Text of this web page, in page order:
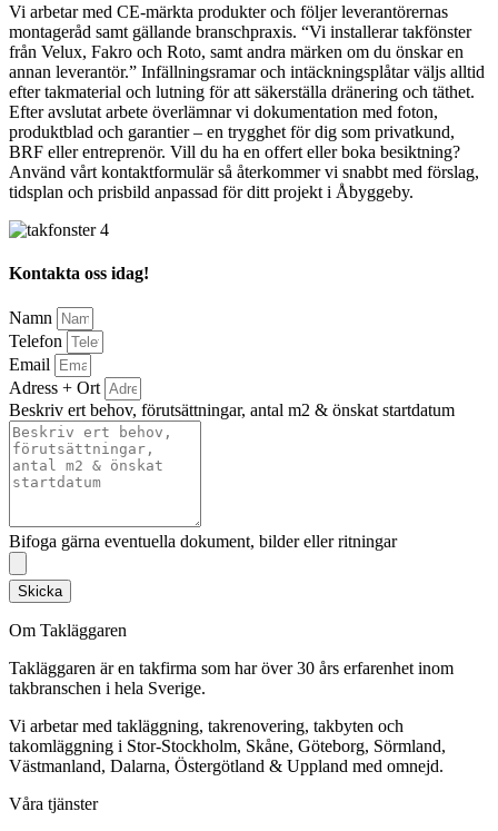
Vi arbetar med CE-märkta produkter och följer leverantörernas
montageråd samt gällande branschpraxis. “Vi installerar takfönster
från Velux, Fakro och Roto, samt andra märken om du önskar en
annan leverantör.” Infällningsramar och intäckningsplåtar väljs alltid
efter takmaterial och lutning för att säkerställa dränering och täthet.
Efter avslutat arbete överlämnar vi dokumentation med foton,
produktblad och garantier – en trygghet för dig som privatkund,
BRF eller entreprenör. Vill du ha en offert eller boka besiktning?
Använd vårt kontaktformulär så återkommer vi snabbt med förslag,
tidsplan och prisbild anpassad för ditt projekt i Åbyggeby.
Kontakta oss idag!
Namn
Telefon
Email
Adress + Ort
Beskriv ert behov, förutsättningar, antal m2 & önskat startdatum
Bifoga gärna eventuella dokument, bilder eller ritningar
Skicka
Om Takläggaren
Takläggaren är en takfirma som har över 30 års erfarenhet inom
takbranschen i hela Sverige.
Vi arbetar med takläggning, takrenovering, takbyten och
takomläggning i Stor-Stockholm, Skåne, Göteborg, Sörmland,
Västmanland, Dalarna, Östergötland & Uppland med omnejd.
Våra tjänster